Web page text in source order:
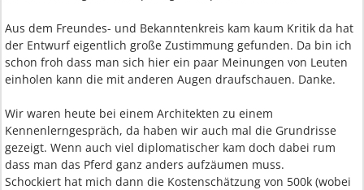
Aus dem Freundes- und Bekanntenkreis kam kaum Kritik da hat
der Entwurf eigentlich große Zustimmung gefunden. Da bin ich
schon froh dass man sich hier ein paar Meinungen von Leuten
einholen kann die mit anderen Augen draufschauen. Danke.
Wir waren heute bei einem Architekten zu einem
Kennenlerngespräch, da haben wir auch mal die Grundrisse
gezeigt. Wenn auch viel diplomatischer kam doch dabei rum
dass man das Pferd ganz anders aufzäumen muss.
Schockiert hat mich dann die Kostenschätzung von 500k (wobei